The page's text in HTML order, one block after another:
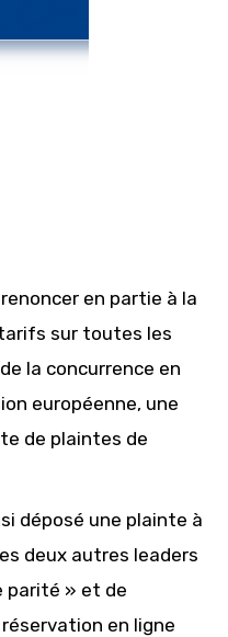
en partie à la
sur toutes les
la concurrence en
européenne, une
de plaintes de
déposé une plainte à
deux autres leaders
parité » et de
en ligne